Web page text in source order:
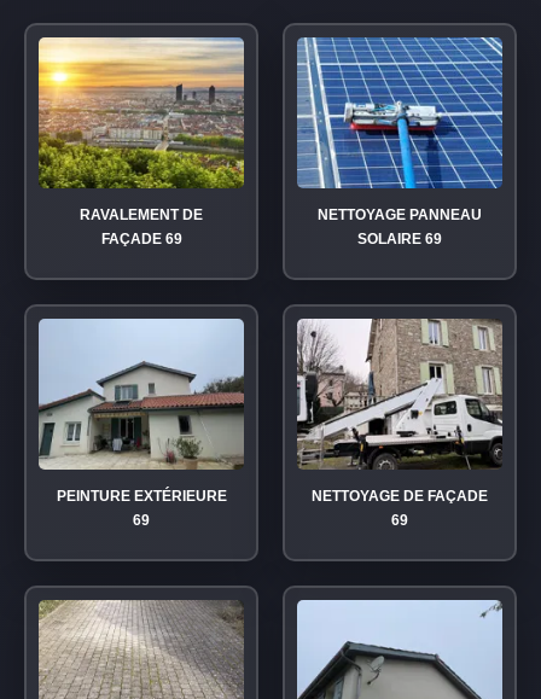
RAVALEMENT DE
FAÇADE 69
NETTOYAGE PANNEAU
SOLAIRE 69
PEINTURE EXTÉRIEURE
69
NETTOYAGE DE FAÇADE
69